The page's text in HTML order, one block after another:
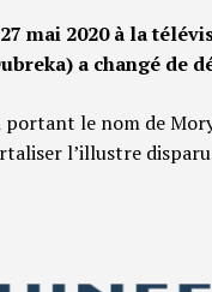
mai 2020 à la
a changé de
le nom de
l’illustre